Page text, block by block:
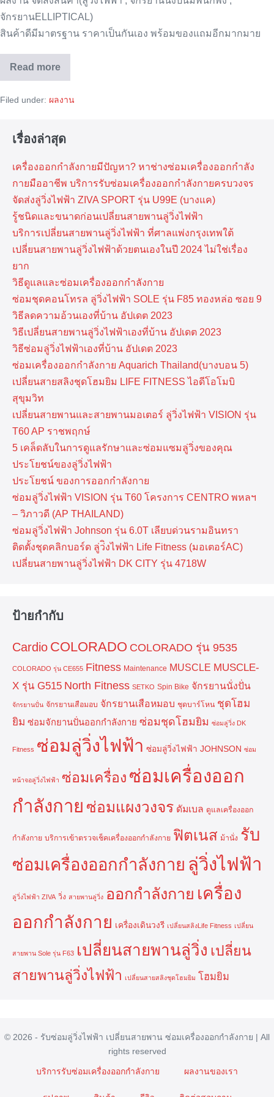
จักรยานELLIPTICAL)
สินค้าดีมีมาตรฐาน ราคาเป็นกันเอง พร้อมของแถมอีกมากมาย
Read more
จัด
ส่ง
ออก
ลา
Filed under: ผลงาน
เรื่องล่าสุด
เครื่องออกกำลังกายมีปัญหา? หาช่างซ่อมเครื่องออกกำลัง
กายมืออาชีพ บริการรับซ่อมเครื่องออกกำลังกายครบวงจร
จัดส่งลู่วิ่งไฟฟ้า ZIVA SPORT รุ่น U99E (บางแค)
รู้ชนิดและขนาดก่อนเปลี่ยนสายพานลู่วิ่งไฟฟ้า
บริการเปลี่ยนสายพานลู่วิ่งไฟฟ้า ที่​ศาลแพ่งกรุงเทพ​ใต้
เปลี่ยนสายพานลู่วิ่งไฟฟ้าด้วยตนเองในปี 2024 ไม่ใช่เรื่อง
ยาก
วิธีดูแลและซ่อมเครื่องออกกำลังกาย
ซ่อมชุดคอนโทรล ลู่วิ่งไฟฟ้า SOLE รุ่น F85 ทองหล่อ ซอย 9
วิธีลดความอ้วนเองที่บ้าน อัปเดต 2023
วิธีเปลี่ยนสายพานลู่วิ่งไฟฟ้าเองที่บ้าน อัปเดต 2023
วิธีซ่อมลู่วิ่งไฟฟ้าเองที่บ้าน อัปเดต 2023
ซ่อมเครื่องออกกำลังกาย Aquarich Thailand(บางบอน 5)
เปลี่ยนสายสลิงชุดโฮมยิม LIFE FITNESS ไอดีโอโมบิ
สุขุมวิท
เปลี่ยนสายพานและสายพานมอเตอร์ ลู่วิ่งไฟฟ้า VISION รุ่น
T60 AP ราชพฤกษ์
5 เคล็ดลับในการดูแลรักษาและซ่อมแซมลู่วิ่งของคุณ
ประโยชน์ของลู่วิ่งไฟฟ้า
ประโยชน์ ของการออกกำลังกาย
ซ่อมลู่วิ่งไฟฟ้า VISION รุ่น T60 โครงการ CENTRO พหลฯ
– วิภาวดี (AP THAILAND)
ซ่อมลู่วิ่งไฟฟ้า Johnson รุ่น 6.0T เลียบด่วนรามอินทรา
ติดตั้งชุดคลิกบอร์ด ลู่ว่ิงไฟฟ้า Life Fitness (มอเตอร์AC)
เปลี่ยนสายพานลู่วิ่งไฟฟ้า DK CITY รุ่น 4718W
ป้ายกำกับ
Cardio COLORADO COLORADO รุ่น 9535
COLORADO รุ่น CE655 Fitness Maintenance MUSCLE MUSCLE-
X รุ่น G515 North Fitness SETKO Spin Bike จักรยานนั่งปั่น
จักรยานปั่น จักรยานเสือมอบ จักรยานเสือหมอบ ชุดบาร์โหน ชุดโฮม
ยิม ซ่อมจักยานปั่นออกกำลังกาย ซ่อมชุดโฮมยิม ซ่อมลู่วิ่ง DK
Fitness ซ่อมลู่วิ่งไฟฟ้า ซ่อมลู่วิ่งไฟฟ้า JOHNSON ซ่อม
หน้าจอลู่วิ่งไฟฟ้า ซ่อมเครื่อง ซ่อมเครื่องออก
กำลังกาย ซ่อมแผงวงจร ดัมเบล ดูแลเครื่องออก
กำลังกาย บริการเข้าตรวจเช็คเครื่องออกกำลังกาย ฟิตเนส ม้านั่ง รับ
ซ่อมเครื่องออกกำลังกาย ลู่วิ่งไฟฟ้า
ลู่วิ่งไฟฟ้า ZIVA วิ่ง สายพานลู่วิ่ง ออกกำลังกาย เครื่อง
ออกกำลังกาย เครื่องเดินวงรี เปลี่ยนสลิงLife Fitness เปลี่ยน
สายพาน Sole รุ่น F63 เปลี่ยนสายพานลู่วิ่ง เปลี่ยน
สายพานลู่วิ่งไฟฟ้า เปลี่ยนสายสลิงชุดโฮมยิม โฮมยิม
© 2026 - รับซ่อมลู่วิ่งไฟฟ้า เปลี่ยนสายพาน ซ่อมเครื่องออกกำลังกาย | All
rights reserved
บริการรับซ่อมเครื่องออกกำลังกาย ผลงานของเรา